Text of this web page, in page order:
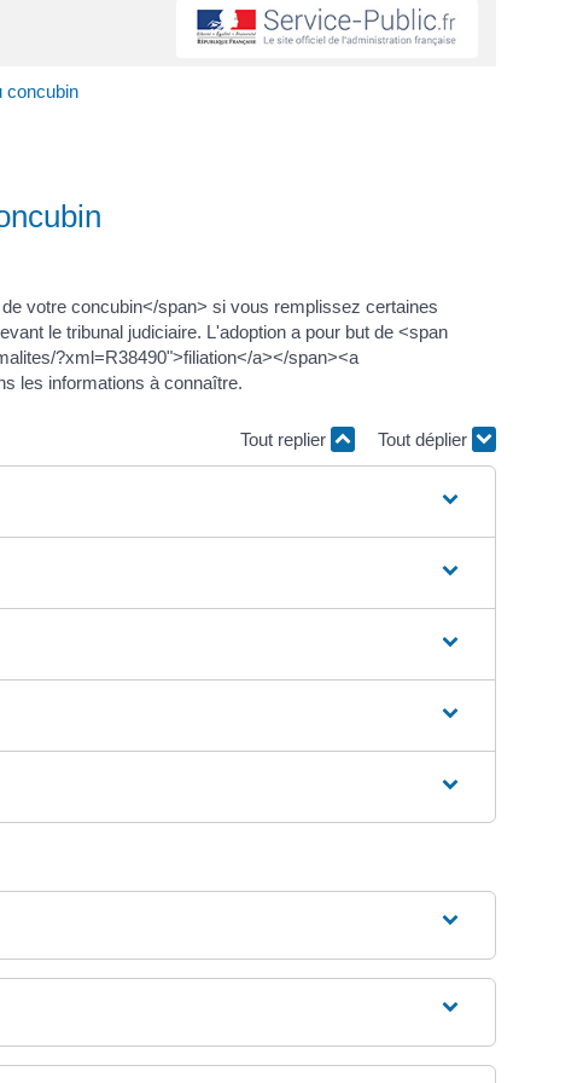
concubin
votre concubin</span> si vous remplissez certaines
le tribunal judiciaire. L'adoption a pour but de <span
?xml=R38490">filiation</a></span><a
les informations à connaître.
Tout replier Tout déplier